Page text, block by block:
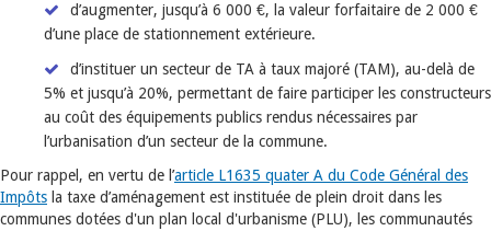
d’augmenter, jusqu’à 6 000 €, la valeur forfaitaire de 2 000 €
d’une place de stationnement extérieure.
d’instituer un secteur de TA à taux majoré (TAM), au-delà de
5% et jusqu’à 20%, permettant de faire participer les constructeurs
au coût des équipements publics rendus nécessaires par
l’urbanisation d’un secteur de la commune.
Pour rappel, en vertu de l’article L1635 quater A du Code Général des
Impôts la taxe d’aménagement est instituée de plein droit dans les
communes dotées d'un plan local d'urbanisme (PLU), les communautés